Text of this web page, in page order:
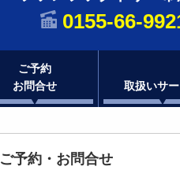
0155-66-
ご予約
お問合せ
取扱いサ
ご予約・お問合せ